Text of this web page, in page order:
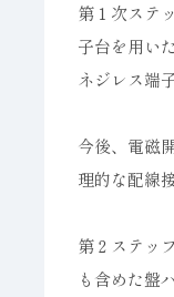
第１次ステ
子台を用い
ネジレス端
今後、電磁
理的な配線
第２ステッ
も含めた盤